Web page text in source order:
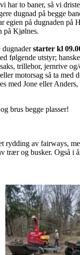
har to baner, så vi
dugnad på begge
egien på dugnaden på
på Kjølnes.
dugnaderstarter kl
følgende utstyr;
trillebor, jernrive
motorsag så ta med
med Jone eller
brus begge plasser!
rydding av fairways,
trær og busker. Også i